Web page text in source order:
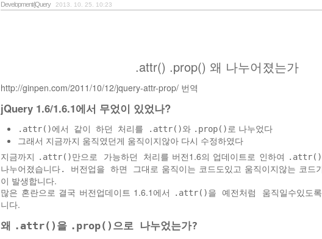
Development/jQuery 2013. 10. 25. 10:23
.attr() .prop() 왜 나누어졌는가
http://ginpen.com/2011/10/12/jquery-attr-prop/ 번역
jQuery 1.6/1.6.1에서 무었이 있었나?
.attr()에서 같이 하던 처리를 .attr()와 .prop()로 나누었다
그래서 지금까지 움직였던게 움직이지않아 다시 수정하였다
지금까지
.attr()만으로 가능하던 처리를 버전1.6의 업데이트로 인하여 .attr()
나누어졌습니다. 버전업을 하면 그대로 움직이는 코드도있고 움직이지않는 코드
이 발생합니다.
많은 혼란으로 결국 버전업데이트 1.6.1에서
.attr()을 예전처럼 움직일수있도
니다.
왜 .attr() 을 .prop()으로 나누었는가?